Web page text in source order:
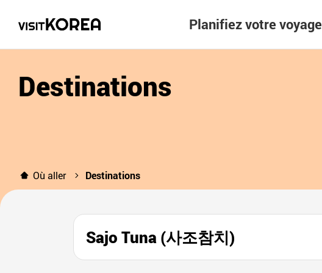
Planifiez votre voyage
Destinations
Où aller Destinations
Sajo Tuna (사조참치)